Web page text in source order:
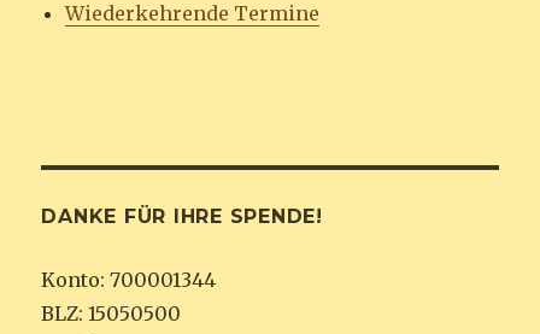
Wiederkehrende Termine
DANKE FÜR IHRE SPENDE!
Konto: 700001344
BLZ: 15050500